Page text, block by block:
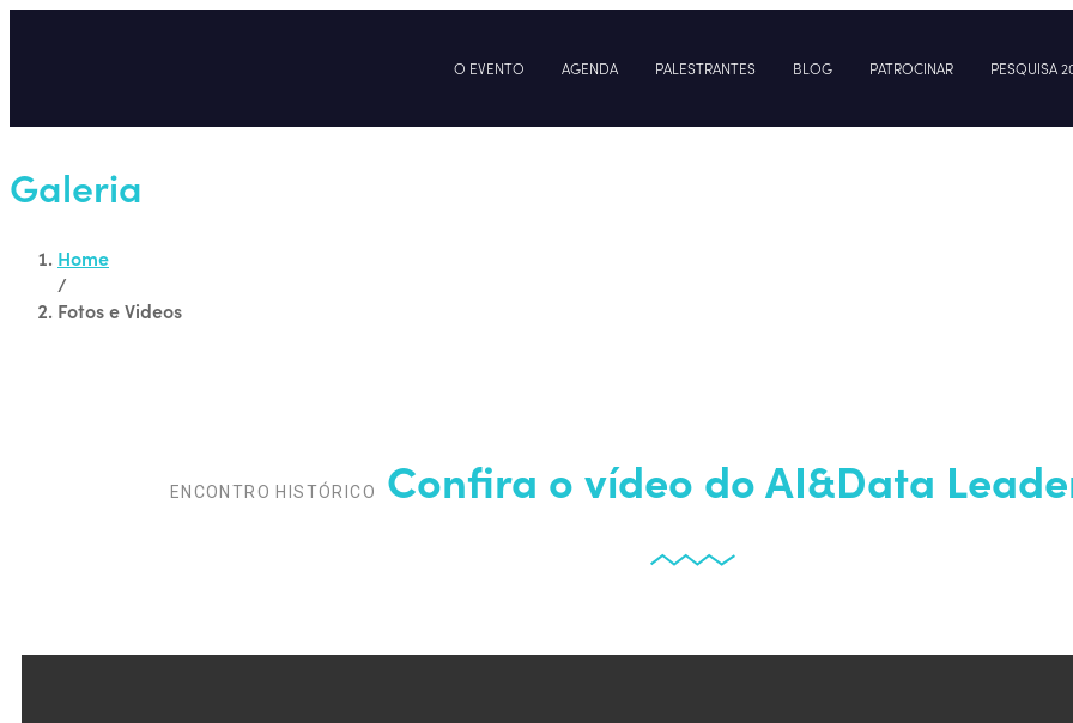
O EVENTO AGENDA PALESTRANTES BLOG PATROCINAR PESQUISA
Galeria
Home
/
Fotos e Videos
ENCONTRO HISTÓRICO Confira o vídeo do AI&Data